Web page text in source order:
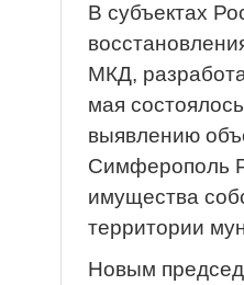
В субъектах
МКД,
мая
выявлению
Симферополь
имущества
территории
Новым